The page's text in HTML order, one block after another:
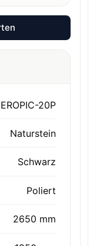
20P
Naturstein
Schwarz
Poliert
2650 mm